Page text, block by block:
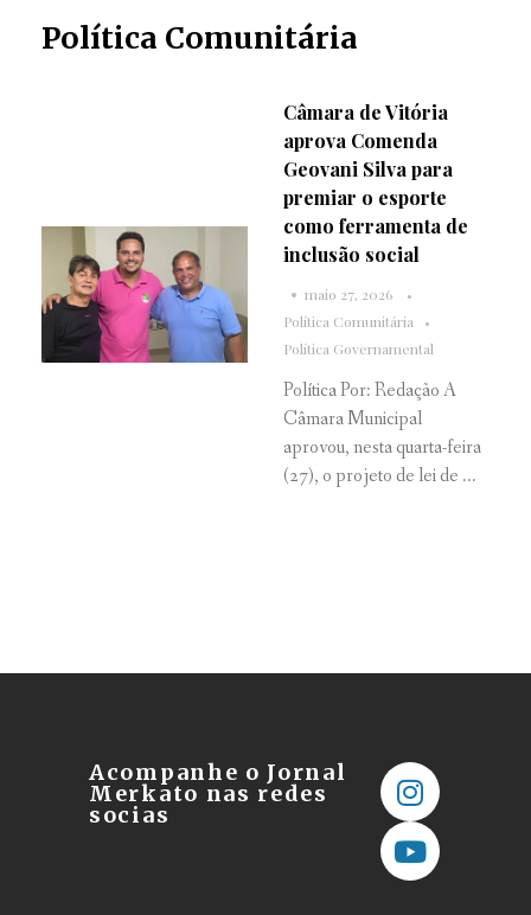
Política Comunitária
Câmara de Vitória
aprova Comenda
Geovani Silva para
premiar o esporte
como ferramenta de
inclusão social
maio 27, 2026
Política Comunitária
Política Governamental
Política Por: Redação A
Câmara Municipal
aprovou, nesta quarta-feira
(27), o projeto de lei de ...
Acompanhe o Jornal
Merkato nas redes
socias